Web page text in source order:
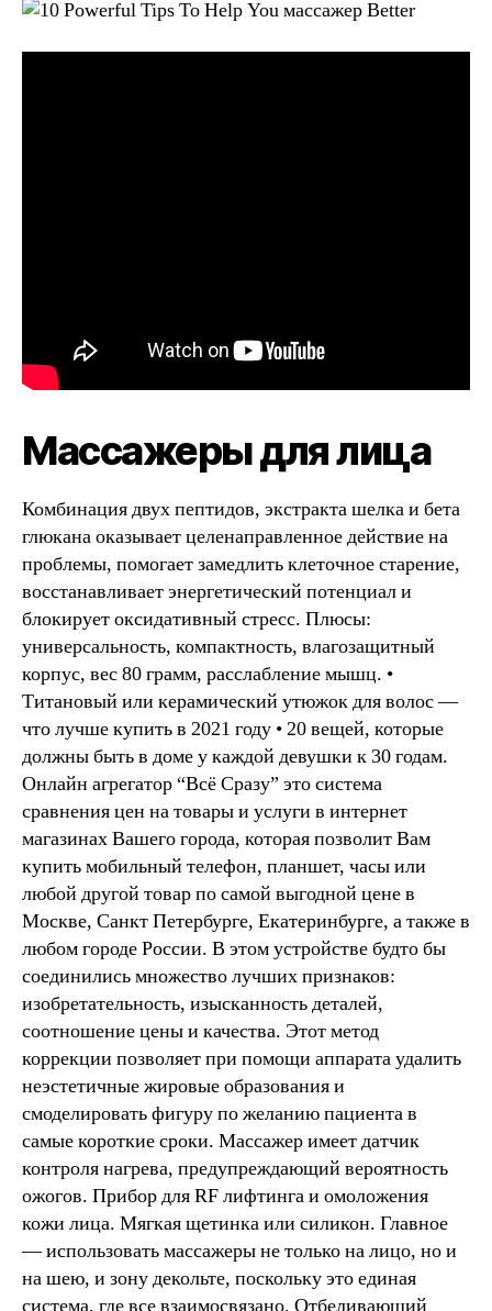
Массажеры для лица
Комбинация двух пептидов, экстракта шелка и бета
глюкана оказывает целенаправленное действие на
проблемы, помогает замедлить клеточное старение,
восстанавливает энергетический потенциал и
блокирует оксидативный стресс. Плюсы:
универсальность, компактность, влагозащитный
корпус, вес 80 грамм, расслабление мышц. •
Титановый или керамический утюжок для волос —
что лучше купить в 2021 году • 20 вещей, которые
должны быть в доме у каждой девушки к 30 годам.
Онлайн агрегатор “Всё Сразу” это система
сравнения цен на товары и услуги в интернет
магазинах Вашего города, которая позволит Вам
купить мобильный телефон, планшет, часы или
любой другой товар по самой выгодной цене в
Москве, Санкт Петербурге, Екатеринбурге, а также в
любом городе России. В этом устройстве будто бы
соединились множество лучших признаков:
изобретательность, изысканность деталей,
соотношение цены и качества. Этот метод
коррекции позволяет при помощи аппарата удалить
неэстетичные жировые образования и
смоделировать фигуру по желанию пациента в
самые короткие сроки. Массажер имеет датчик
контроля нагрева, предупреждающий вероятность
ожогов. Прибор для RF лифтинга и омоложения
кожи лица. Мягкая щетинка или силикон. Главное
— использовать массажеры не только на лицо, но и
на шею, и зону декольте, поскольку это единая